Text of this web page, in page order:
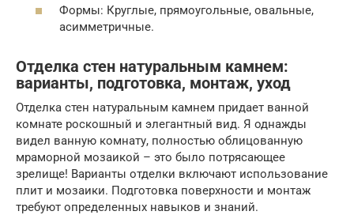
Формы: Круглые, прямоугольные, овальные,
асимметричные.
Отделка стен натуральным камнем:
варианты, подготовка, монтаж, уход
Отделка стен натуральным камнем придает ванной
комнате роскошный и элегантный вид. Я однажды
видел ванную комнату, полностью облицованную
мраморной мозаикой – это было потрясающее
зрелище! Варианты отделки включают использование
плит и мозаики. Подготовка поверхности и монтаж
требуют определенных навыков и знаний.